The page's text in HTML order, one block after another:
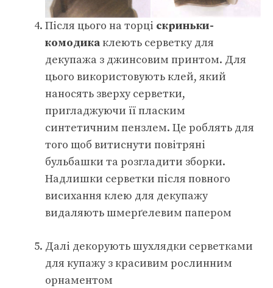
Після цього на торці скриньки-
комодикаклеють серветку для
декупажа з джинсовим принтом. Для
цього використовують клей, який
наносять зверху серветки,
пригладжуючи її пласким
синтетичним пензлем. Це роблять для
того щоб витиснути повітряні
бульбашки та розгладити зборки.
Надлишки серветки після повного
висихання клею для декупажу
видаляють шмерґелевим папером
Далі декорують шухлядки серветками
для купажу з красивим рослинним
орнаментом